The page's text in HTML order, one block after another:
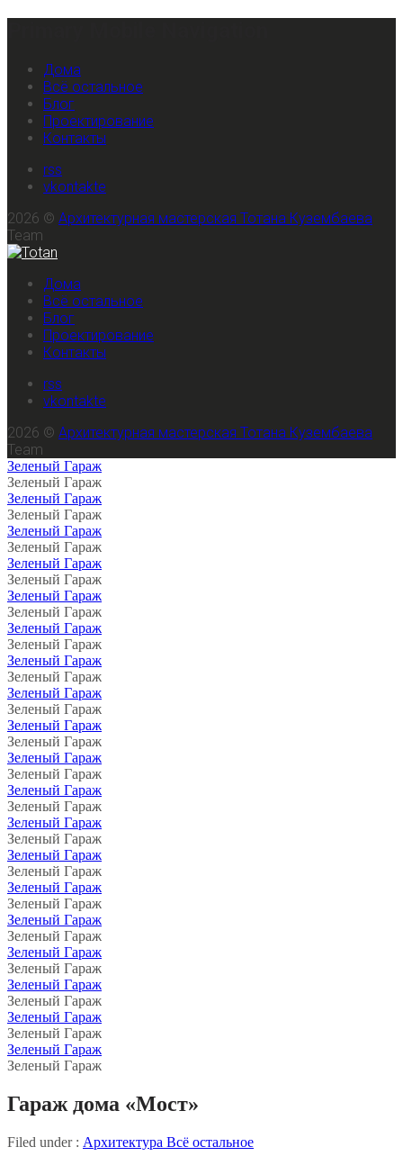
Дома
Всё остальное
Блог
Проектирование
Контакты
rss
vkontakte
2026 © Архитектурная мастерская Тотана Кузембаева
Team
Дома
Всё остальное
Блог
Проектирование
Контакты
rss
vkontakte
2026 © Архитектурная мастерская Тотана Кузембаева
Team
Зеленый Гараж
Зеленый Гараж
Зеленый Гараж
Зеленый Гараж
Зеленый Гараж
Зеленый Гараж
Зеленый Гараж
Зеленый Гараж
Зеленый Гараж
Зеленый Гараж
Зеленый Гараж
Зеленый Гараж
Зеленый Гараж
Зеленый Гараж
Зеленый Гараж
Зеленый Гараж
Зеленый Гараж
Зеленый Гараж
Зеленый Гараж
Зеленый Гараж
Зеленый Гараж
Зеленый Гараж
Зеленый Гараж
Зеленый Гараж
Зеленый Гараж
Зеленый Гараж
Зеленый Гараж
Зеленый Гараж
Зеленый Гараж
Зеленый Гараж
Зеленый Гараж
Зеленый Гараж
Зеленый Гараж
Зеленый Гараж
Зеленый Гараж
Зеленый Гараж
Зеленый Гараж
Зеленый Гараж
Гараж дома «Мост»
Filed under : Архитектура Всё остальное